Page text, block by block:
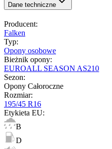
Dane techniczne
Producent:
Falken
Typ:
Opony osobowe
Bieżnik opony:
EUROALL SEASON AS210
Sezon:
Opony Całoroczne
Rozmiar:
195/45 R16
Etykieta EU:
B
D